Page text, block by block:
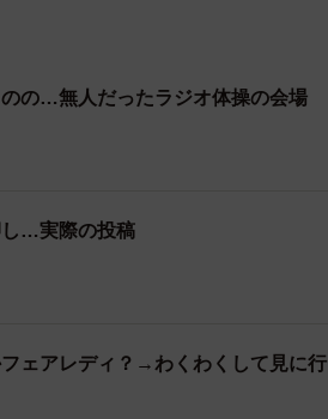
のの…無人だったラジオ体操の会場
し…実際の投稿
ェアレディ？→わくわくして見に行